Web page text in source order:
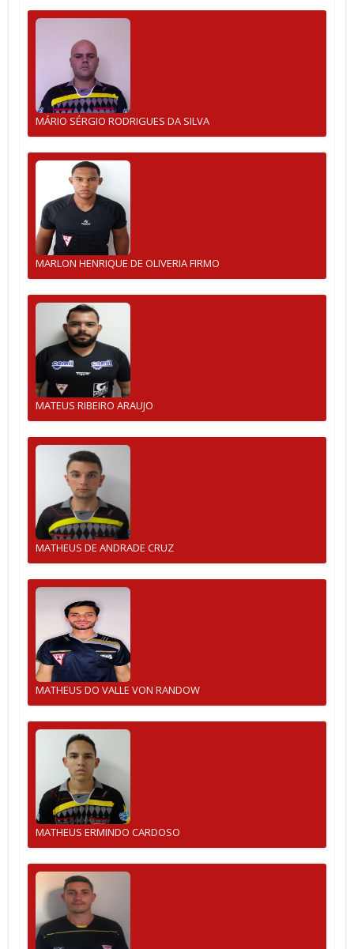
MÁRIO SÉRGIO RODRIGUES DA SILVA
MARLON HENRIQUE DE OLIVERIA FIRMO
MATEUS RIBEIRO ARAUJO
MATHEUS DE ANDRADE CRUZ
MATHEUS DO VALLE VON RANDOW
MATHEUS ERMINDO CARDOSO